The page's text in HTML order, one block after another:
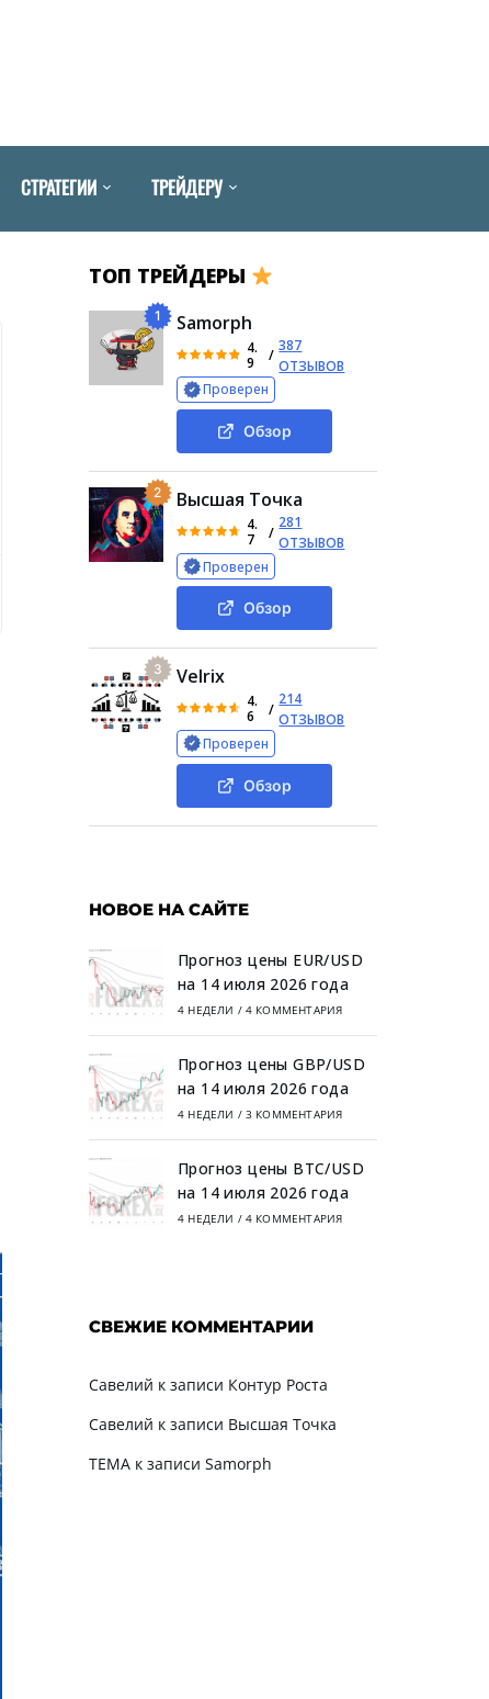
СТРАТЕГИИ ТРЕЙДЕРУ
Деятельность проекта Прогнозы монеты
ТОП ТРЕЙДЕРЫ
1 Samorph
4.
9
/
387
ОТЗЫВОВ
Проверен
Обзор
2 Высшая Точка
4.
7
/
281
ОТЗЫВОВ
Проверен
Обзор
3 Velrix
4.
6
/
214
ОТЗЫВОВ
Проверен
Обзор
НОВОЕ НА САЙТЕ
Прогноз цены EUR/USD
на 14 июля 2026 года
4 НЕДЕЛИ / 4 КОММЕНТАРИЯ
Прогноз цены GBP/USD
на 14 июля 2026 года
4 НЕДЕЛИ / 3 КОММЕНТАРИЯ
Прогноз цены BTC/USD
на 14 июля 2026 года
4 НЕДЕЛИ / 4 КОММЕНТАРИЯ
СВЕЖИЕ КОММЕНТАРИИ
Савелий к записи Контур Роста
Савелий к записи Высшая Точка
TEMAк записи Samorph